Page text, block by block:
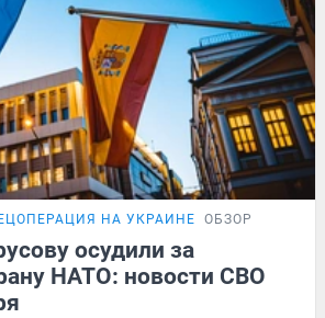
НА УКРАИНЕ ОБЗОР
осудили за
НАТО: новости СВО